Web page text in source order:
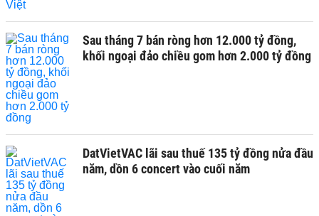
Sau tháng 7 bán ròng hơn 12.000 tỷ đồng,
khối ngoại đảo chiều gom hơn 2.000 tỷ đồng
DatVietVAC lãi sau thuế 135 tỷ đồng nửa đầu
năm, dồn 6 concert vào cuối năm